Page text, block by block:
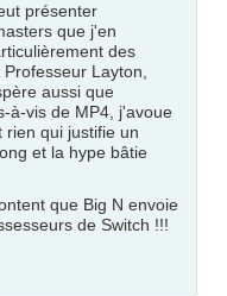
présenter
que j'en
des
Layton,
aussi que
à-vis de MP4, j'avoue
qui justifie un
et la hype bâtie
que Big N envoie
de Switch !!!